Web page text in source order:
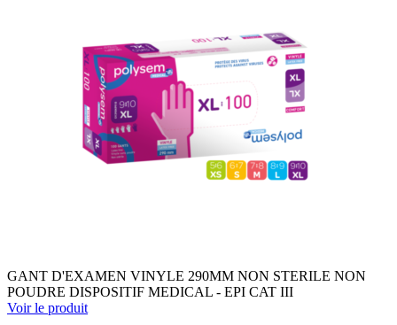
GANT D'EXAMEN VINYLE 290MM NON STERILE NON
POUDRE DISPOSITIF MEDICAL - EPI CAT III
Voir le produit